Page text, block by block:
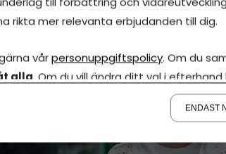
rikta mer relevanta erbjudanden till dig.
vårpersonuppgiftspolicy. Om du
alla . Om du vill ändra ditt val i
ENDAST